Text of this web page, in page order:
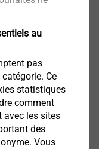
and years
from EJOT,
tight tolerances,
appearance.
au
pas
Ce
statistiques
comment
avec les sites
des
Vous